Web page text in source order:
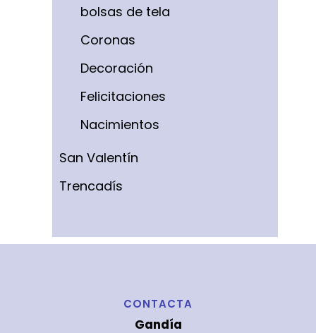
bolsas de tela
Coronas
Decoración
Felicitaciones
Nacimientos
San Valentín
Trencadís
CONTACTA
Gandía